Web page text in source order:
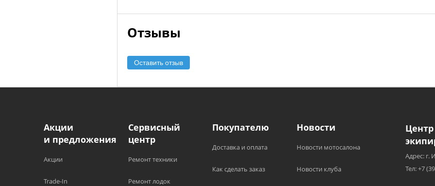
Отзывы
Оставить отзыв
Акции
и предложения
Акции
Trade-In
Сервисный
центр
Ремонт техники
Ремонт лодок
Покупателю
Доставка и оплата
Как сделать заказ
Новости
Новости мотосалона
Новости клуба
Адрес: г.
Тел: +7